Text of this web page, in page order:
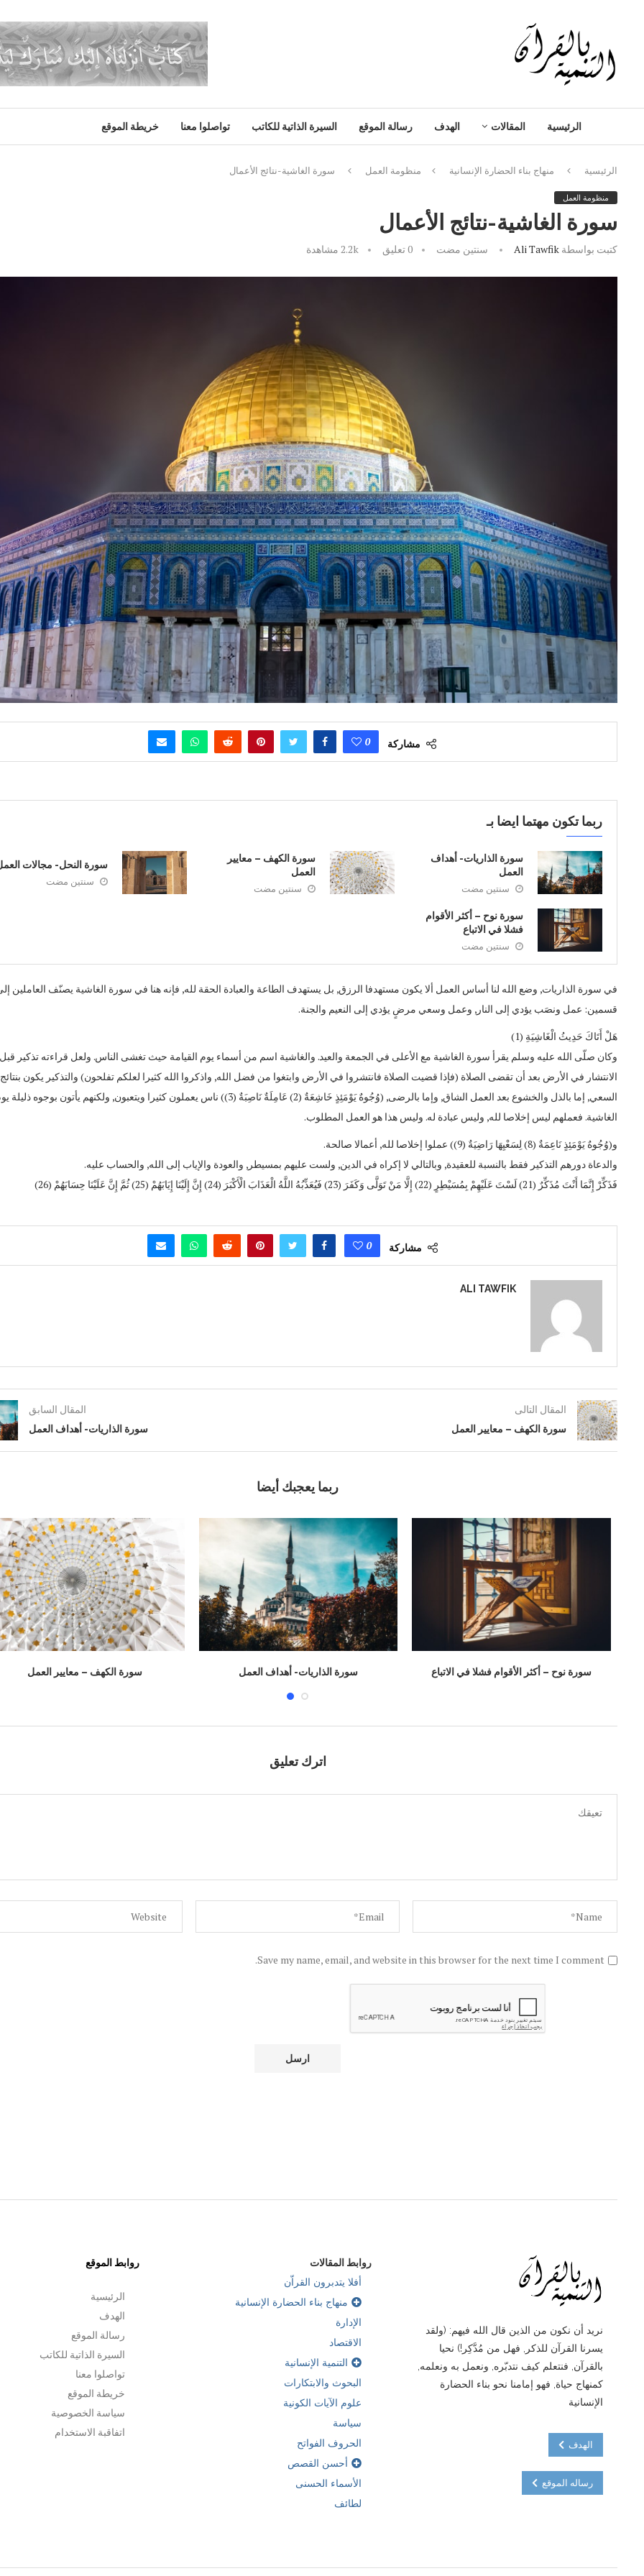
الرئيسية المقالات الهدف رسالة الموقع السيرة الذاتية للكاتب تواصلوا معنا خريطة الموقع
الرئيسية منهاج بناء الحضارة الإنسانية منظومة العمل سورة الغاشية-نتائج الأعمال
منظومة العمل
سورة الغاشية-نتائج الأعمال
كتبت بواسطة Ali Tawfik سنتين مضت 0 تعليق 2.2k مشاهدة
مشاركة 0
ربما تكون مهتما ايضا بـ
سورة الذاريات- أهداف
العمل
سنتين مضت
سورة الكهف – معايير
العمل
سنتين مضت
سورة النحل- مجالات
سنتين مضت
سورة نوح – أكثر الأقوام
فشلا في الاتباع
سنتين مضت
في سورة الذاريات, وضع الله لنا أساس العمل ألا يكون مستهدفا الرزق, بل يستهدف الطاعة والعبادة الحقة لله, فإنه هنا في سورة الغاشية يصنّف العاملين
قسمين: عمل ونصَب يؤدي إلى النار, وعمل وسعي مرضٍ يؤدي إلى النعيم والجنة.
هَلْ أَتَاكَ حَدِيثُ الْغَاشِيَةِ (1)
وكان صلّى الله عليه وسلم يقرأ سورة الغاشية مع الأعلى في الجمعة والعيد. والغاشية اسم من أسماء يوم القيامة حيث تغشى الناس. ولعل قراءته تذكير قبل
الانتشار في الأرض بعد أن تقضى الصلاة (فإذا قضيت الصلاة فانتشروا في الأرض وابتغوا من فضل الله, واذكروا الله كثيرا لعلكم تفلحون) والتذكير يكون بنتائج
السعي, إما بالذل والخشوع بعد العمل الشاق, وإما بالرضى, (وُجُوهٌ يَوْمَئِذٍ خَاشِعَةٌ (2) عَامِلَةٌ نَاصِبَةٌ (3)) ناس يعملون كثيرا ويتعبون, ولكنهم يأتون بوجوه
الغاشية. فعملهم ليس إخلاصا لله, وليس عبادة له. وليس هذا هو العمل المطلوب.
و(وُجُوهٌ يَوْمَئِذٍ نَاعِمَةٌ (8) لِسَعْيِهَا رَاضِيَةٌ (9)) عملوا إخلاصا لله, أعمالا صالحة.
والدعاة دورهم التذكير فقط بالنسبة للعقيدة, وبالتالي لا إكراه في الدين, ولست عليهم بمسيطر, والعودة والإياب إلى الله, والحساب عليه.
فَذَكِّرْ إِنَّمَا أَنْتَ مُذَكِّرٌ (21) لَسْتَ عَلَيْهِمْ بِمُسَيْطِرٍ (22) إِلَّا مَنْ تَوَلَّى وَكَفَرَ (23) فَيُعَذِّبُهُ اللَّهُ الْعَذَابَ الْأَكْبَرَ (24) إِنَّ إِلَيْنَا إِيَابَهُمْ (25) ثُمَّ إِنَّ عَلَيْنَا حِسَابَهُمْ (26)
مشاركة 0
ALI TAWFIK
المقال السابق
سورة الذاريات- أهداف العمل
المقال التالى
سورة الكهف – معايير العمل
ربما يعجبك أيضا
سورة نوح – أكثر الأقوام فشلا في الاتباع سورة الذاريات- أهداف العمل سورة الكهف – معايير العمل
اترك تعليق
Save my name, email, and website in this browser for the next time I comment.
سورة الإسراء.. أسباب صعود وهبوط
سليمان فى القرآن
سنتين مضت
الهدهد.. السائح المثالي!!
سنتين مضت
نريد أن نكون من الذين قال الله فيهم: (ولقد
يسرنا القرآن للذكر, فهل من مُدَّكِر!) نحيا
بالقرآن, فنتعلم كيف نتدبّره, ونعمل به ونعلمه,
كمنهاج حياة, فهو إمامنا نحو بناء الحضارة
الإنسانية
الهدف
رساله الموقع
روابط المقالات
أفلا يتدبرون القراّن
منهاج بناء الحضارة الإنسانية
الإدارة
الاقتصاد
التنمية الإنسانية
البحوث والابتكارات
علوم الآيات الكونية
سياسة
الحروف الفواتح
أحسن القصص
الأسماء الحسنى
لطائف
روابط الموقع
الرئيسية
الهدف
رسالة الموقع
السيرة الذاتية للكاتب
تواصلوا معنا
خريطة الموقع
سياسة الخصوصية
اتفاقبة الاستخدام